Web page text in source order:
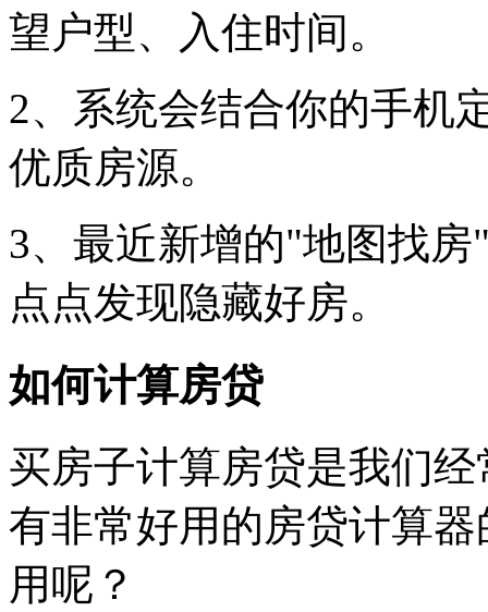
望户型、入住时间。
2、系统会结合你的手机
优质房源。
3、最近新增的"地图找
点点发现隐藏好房。
如何计算房贷
买房子计算房贷是我们
有非常好用的房贷计算
用呢？